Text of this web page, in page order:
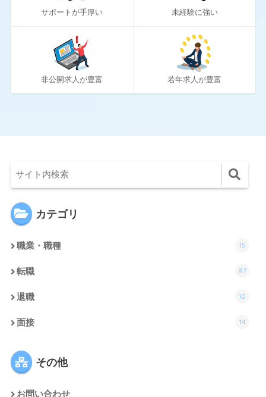
ワークポート
女性しごと応援テラス
社内SE転職ナビ
サポートが手厚い 未経験に強い
非公開求人が豊富 若年求人が豊富
カテゴリ
職業・職種 15
転職 87
退職 10
面接 14
その他
お問い合わせ